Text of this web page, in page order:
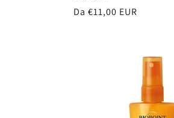
Prezzo
Da €11,00 EUR